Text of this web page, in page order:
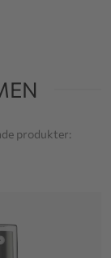
produkter: